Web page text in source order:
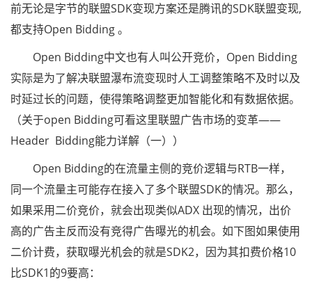
前无论是字节的联盟SDK变现方案还是腾讯的SDK联盟变现,
都支持Open Bidding 。
Open Bidding中文也有人叫公开竞价，Open Bidding
实际是为了解决联盟瀑布流变现时人工调整策略不及时以及
时延过长的问题，使得策略调整更加智能化和有数据依据。
（关于open Bidding可看这里联盟广告市场的变革——
Header Bidding能力详解（一））
Open Bidding的在流量主侧的竞价逻辑与RTB一样，
同一个流量主可能存在接入了多个联盟SDK的情况。那么，
如果采用二价竞价，就会出现类似ADX 出现的情况，出价
高的广告主反而没有竞得广告曝光的机会。如下图如果使用
二价计费，获取曝光机会的就是SDK2，因为其扣费价格10
比SDK1的9要高：